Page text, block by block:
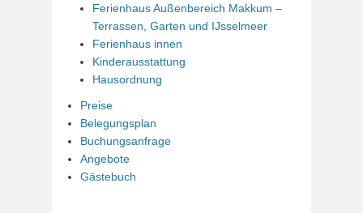
Ferienhaus Außenbereich Makkum –
Terrassen, Garten und IJsselmeer
Ferienhaus innen
Kinderausstattung
Hausordnung
Preise
Belegungsplan
Buchungsanfrage
Angebote
Gästebuch